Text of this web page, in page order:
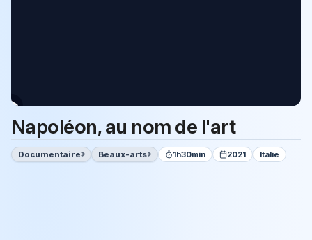
Napoléon, au nom de l'art
Documentaire Beaux-arts 1h30min 2021 Italie